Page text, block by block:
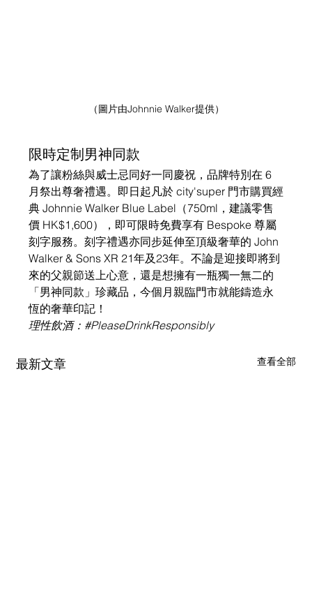
（圖片由Johnnie Walker提供）
限時定制男神同款
為了讓粉絲與威士忌同好一同慶祝，品牌特別在 6
月祭出尊奢禮遇。即日起凡於 city'super 門市購買經
典 Johnnie Walker Blue Label（750ml，建議零售
價 HK$1,600），即可限時免費享有 Bespoke 尊屬
刻字服務。刻字禮遇亦同步延伸至頂級奢華的 John
Walker & Sons XR 21年及23年。不論是迎接即將到
來的父親節送上心意，還是想擁有一瓶獨一無二的
「男神同款」珍藏品，今個月親臨門市就能鑄造永
恆的奢華印記！
理性飲酒：#PleaseDrinkResponsibly
最新文章 查看全部